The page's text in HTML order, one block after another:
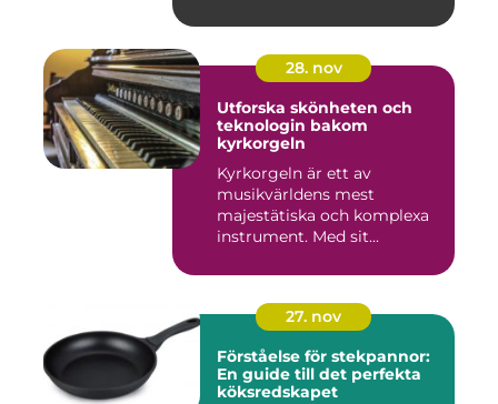
28. nov
Utforska skönheten och
teknologin bakom
kyrkorgeln
Kyrkorgeln är ett av
musikvärldens mest
majestätiska och komplexa
instrument. Med sit...
27. nov
Förståelse för stekpannor:
En guide till det perfekta
köksredskapet